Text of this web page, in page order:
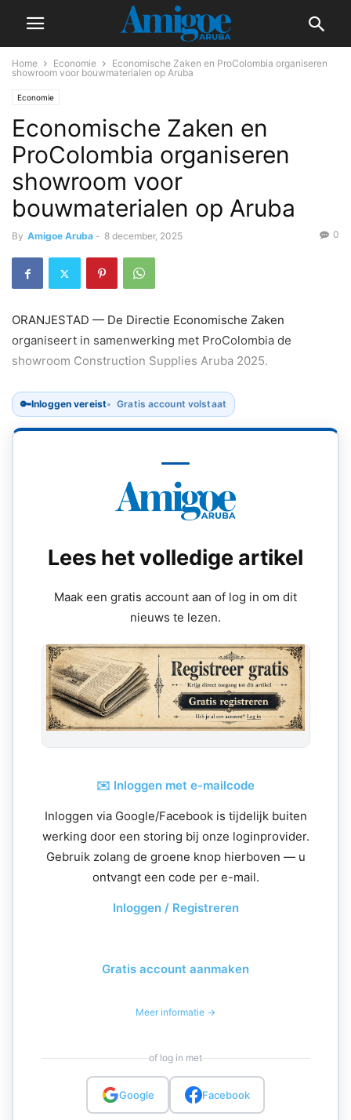
Home Economie
Economische Zaken en ProColombia organiseren
showroom voor bouwmaterialen op Aruba
Economie
Economische Zaken en
ProColombia organiseren
showroom voor
bouwmaterialen op Aruba
By Amigoe Aruba - 8 december, 2025 0
ORANJESTAD — De Directie Economische Zaken
organiseert in samenwerking met ProColombia de
showroom Construction Supplies Aruba 2025.
🔑Inloggen vereist Gratis account volstaat
Lees het volledige artikel
Maak een gratis account aan of log in om dit
nieuws te lezen.
✉️ Inloggen met e-mailcode
Inloggen via Google/Facebook is tijdelijk buiten
werking door een storing bij onze loginprovider.
Gebruik zolang de groene knop hierboven — u
ontvangt een code per e-mail.
Inloggen / Registreren
Gratis account aanmaken
Meer informatie →
of log in met
Google Facebook